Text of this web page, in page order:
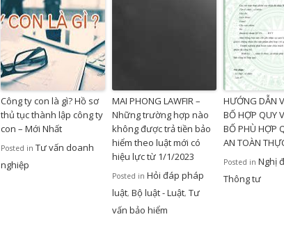
Công ty con là gì? Hồ sơ
thủ tục thành lập công ty
con – Mới Nhất
Posted in Tư vấn doanh
nghiệp
MAI PHONG LAWFIR –
Những trường hợp nào
không được trả tiền bảo
hiểm theo luật mới có
hiệu lực từ 1/1/2023
Posted in Hỏi đáp pháp
luật, Bộ luật - Luật, Tư
vấn bảo hiểm
HƯỚNG DẪN
BỐ HỢP QUY
BỐ PHÙ HỢP
AN TOÀN
Posted in Nghị
Thông tư